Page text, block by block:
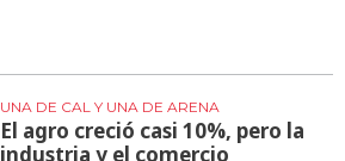
UNA DE CAL Y UNA DE ARENA
El agro creció casi 10%, pero la
industria y el comercio